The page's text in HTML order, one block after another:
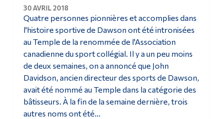
30 AVRIL 2018
Quatre personnes pionnières et accomplies dans
l'histoire sportive de Dawson ont été intronisées
au Temple de la renommée de l'Association
canadienne du sport collégial. Il y a un peu moins
de deux semaines, on a annoncé que John
Davidson, ancien directeur des sports de Dawson,
avait été nommé au Temple dans la catégorie des
bâtisseurs. À la fin de la semaine dernière, trois
autres noms ont été...